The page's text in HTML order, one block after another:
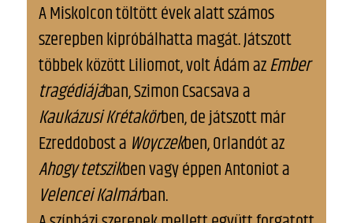
A Miskolcon töltött évek alatt számos
szerepben kipróbálhatta magát. Játszott
többek között Liliomot, volt Ádám azEmber
tragédiájában, Szimon Csacsava a
Kaukázusi Krétakörben, de játszott már
Ezreddobost a Woyczekben, Orlandót az
Ahogy tetszikben vagy éppen Antoniot a
Velencei Kalmárban.